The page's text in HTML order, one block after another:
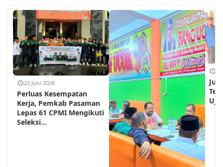
22 Juni 2026
Perluas Kesempatan
Kerja, Pemkab Pasaman
Lepas 61 CPMI Mengikuti
Seleksi...